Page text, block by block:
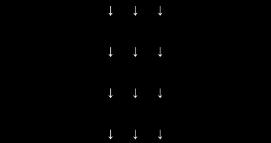
↓ ↓ ↓
↓ ↓ ↓
↓ ↓ ↓
↓ ↓ ↓